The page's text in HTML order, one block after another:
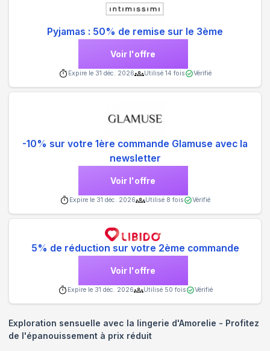
Pyjamas : 50% de remise sur le 3ème
Voir l'offre
Expire le 31 déc. 2026 Utilisé 14 fois Vérifié
-10% sur votre 1ère commande Glamuse avec la
newsletter
Voir l'offre
Expire le 31 déc. 2026 Utilisé 8 fois Vérifié
5% de réduction sur votre 2ème commande
Voir l'offre
Expire le 31 déc. 2026 Utilisé 50 fois Vérifié
Exploration sensuelle avec la lingerie d'Amorelie - Profitez
de l'épanouissement à prix réduit